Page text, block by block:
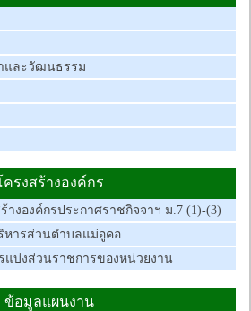
และวัฒนธรรม
ครงสร้างองค์กร
างองค์กรประกาศราชกิจจาฯ ม.7 (1)-(3)
หารส่วนตำบลแม่อูคอ
แบ่งส่วนราชการของหน่วยงาน
ข้อมูลแผนงาน